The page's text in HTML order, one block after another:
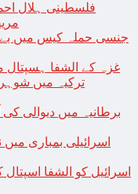
غزہ کے الشفا ہسپتال میں 179 لاشوں کی
برطانیہ میں دیوالی
اسرائیل کو الشفا اسپتال